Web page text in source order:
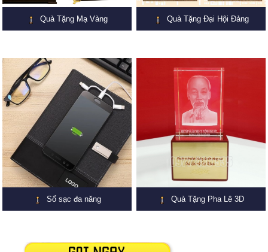
Quà Tặng Mạ Vàng Quà Tặng Đại Hội Đảng
Sổ sạc đa năng Quà Tặng Pha Lê 3D